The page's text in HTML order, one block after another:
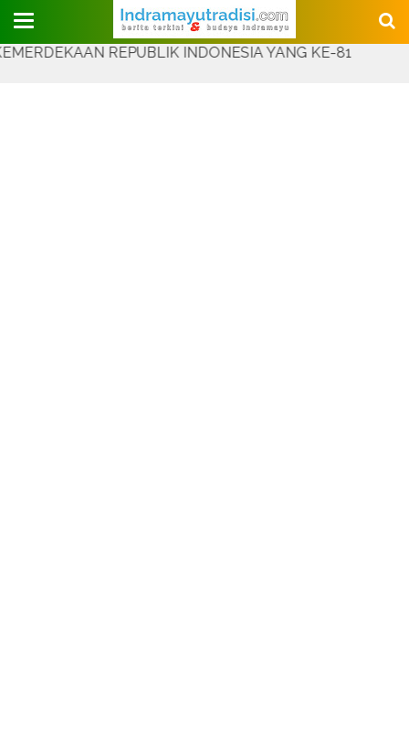
Judul Website
REPUBLIK INDONESIA YANG KE-81